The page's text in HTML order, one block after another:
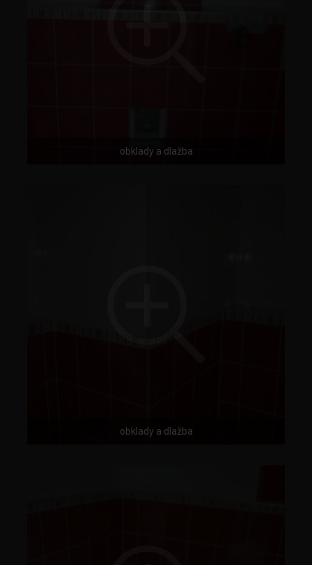
obklady a dlažba
obklady a dlažba